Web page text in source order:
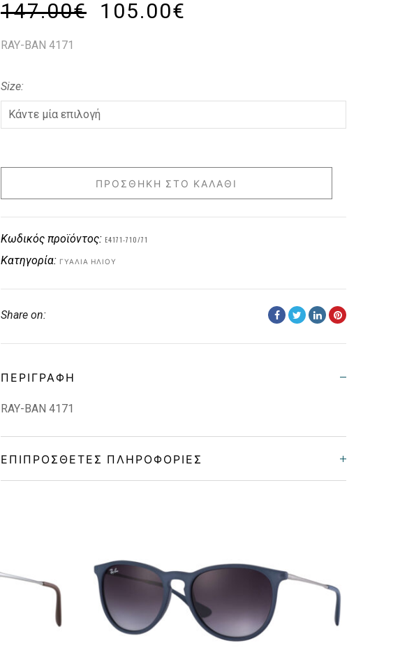
147.00€ 105.00€
RAY-BAN 4171
Size
ΠΡΟΣΘΉΚΗ ΣΤΟ ΚΑΛΆΘΙ
Κωδικός προϊόντος: E4171-710/71
Κατηγορία: ΓΥΑΛΙΆ ΗΛΊΟΥ
Share on:
ΠΕΡΙΓΡΑΦΉ
RAY-BAN 4171
ΕΠΙΠΡΌΣΘΕΤΕΣ ΠΛΗΡΟΦΟΡΊΕΣ
HAVANA BROWN
Lens Color GREEN